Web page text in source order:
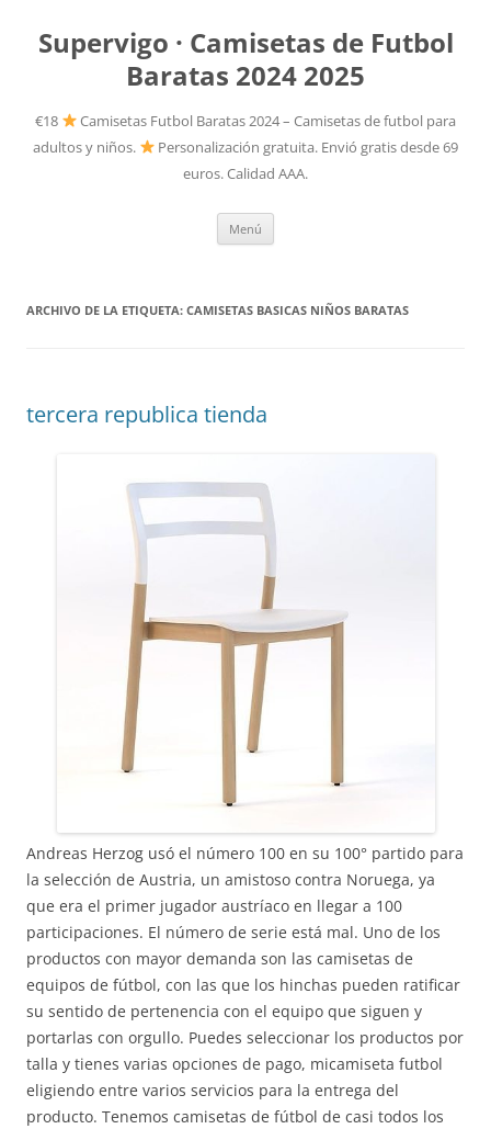
Supervigo · Camisetas de Futbol
Baratas 2024 2025
€18
Camisetas Futbol Baratas 2024 – Camisetas de futbol para
adultos y niños.
Personalización gratuita. Envió gratis desde 69
euros. Calidad AAA.
Menú
ARCHIVO DE LA ETIQUETA: CAMISETAS BASICAS NIÑOS BARATAS
tercera republica tienda
Andreas Herzog usó el número 100 en su 100° partido para
la selección de Austria, un amistoso contra Noruega, ya
que era el primer jugador austríaco en llegar a 100
participaciones. El número de serie está mal. Uno de los
productos con mayor demanda son las camisetas de
equipos de fútbol, con las que los hinchas pueden ratificar
su sentido de pertenencia con el equipo que siguen y
portarlas con orgullo. Puedes seleccionar los productos por
talla y tienes varias opciones de pago, micamiseta futbol
eligiendo entre varios servicios para la entrega del
producto. Tenemos camisetas de fútbol de casi todos los